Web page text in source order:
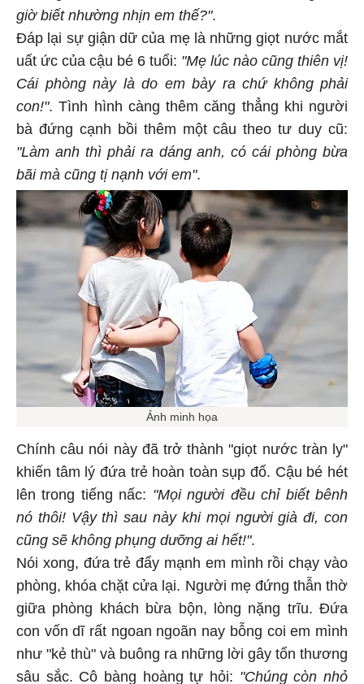
giờ biết nhường nhịn em thế?".
Đáp lại sự giận dữ của mẹ là những giọt nước mắt
uất ức của cậu bé 6 tuổi: "Mẹ lúc nào cũng thiên vị!
Cái phòng này là do em bày ra chứ không phải
con!". Tình hình càng thêm căng thẳng khi người
bà đứng cạnh bồi thêm một câu theo tư duy cũ:
"Làm anh thì phải ra dáng anh, có cái phòng bừa
bãi mà cũng tị nạnh với em".
Ảnh minh họa
Chính câu nói này đã trở thành "giọt nước tràn ly"
khiến tâm lý đứa trẻ hoàn toàn sụp đổ. Cậu bé hét
lên trong tiếng nấc: "Mọi người đều chỉ biết bênh
nó thôi! Vậy thì sau này khi mọi người già đi, con
cũng sẽ không phụng dưỡng ai hết!".
Nói xong, đứa trẻ đẩy mạnh em mình rồi chạy vào
phòng, khóa chặt cửa lại. Người mẹ đứng thẫn thờ
giữa phòng khách bừa bộn, lòng nặng trĩu. Đứa
con vốn dĩ rất ngoan ngoãn nay bỗng coi em mình
như "kẻ thù" và buông ra những lời gây tổn thương
sâu sắc. Cô bàng hoàng tự hỏi: "Chúng còn nhỏ